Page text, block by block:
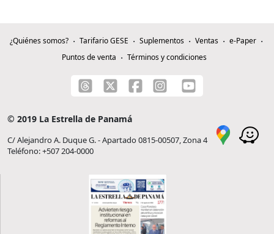
¿Quiénes somos? Tarifario GESE Suplementos Ventas
e-Paper
Puntos de venta
Términos y condiciones
© 2019 La Estrella de Panamá
C/ Alejandro A. Duque G. - Apartado 0815-00507, Zona 4
Teléfono: +507 204-0000